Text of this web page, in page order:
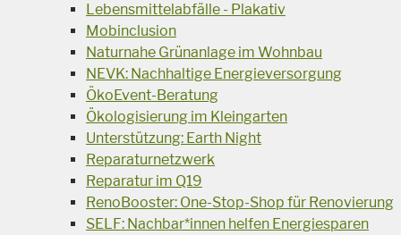
Lebensmittelabfälle - Plakativ
Mobinclusion
Naturnahe Grünanlage im Wohnbau
NEVK: Nachhaltige Energieversorgung
ÖkoEvent-Beratung
Ökologisierung im Kleingarten
Unterstützung: Earth Night
Reparaturnetzwerk
Reparatur im Q19
RenoBooster: One-Stop-Shop für Renovierung
SELF: Nachbar*innen helfen Energiesparen